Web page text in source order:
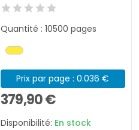
Quantité : 10500 pages
Prix par page : 0.036 €
379,90 €
Disponibilité: En stock